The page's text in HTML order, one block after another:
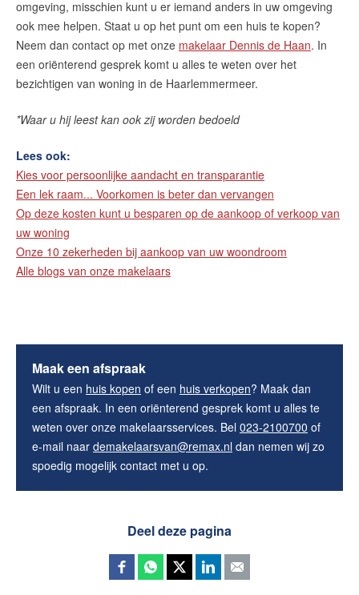
omgeving, misschien kunt u er iemand anders in uw omgeving
ook mee helpen. Staat u op het punt om een huis te kopen?
Neem dan contact op met onze makelaar Dennis de Haan. In
een oriënterend gesprek komt u alles te weten over het
bezichtigen van woning in de Haarlemmermeer.
*Waar u hij leest kan ook zij worden bedoeld
Lees ook:
Kies voor persoonlijke aandacht en transparantie
Een lek raam... Voorkomen is beter dan vervangen
Op deze kosten kunt u besparen op de aankoop of verkoop van
uw woning
Onze 10 zekerheden bij aankoop van uw woondroom
Alle blogs van onze makelaars
Maak een afspraak
Wilt u een huis kopen of een huis verkopen? Maak dan
een afspraak. In een oriënterend gesprek komt u alles te
weten over onze makelaarsservices. Bel 023-2100700 of
e-mail naar demakelaarsvan@remax.nl dan nemen wij zo
spoedig mogelijk contact met u op.
Deel deze pagina